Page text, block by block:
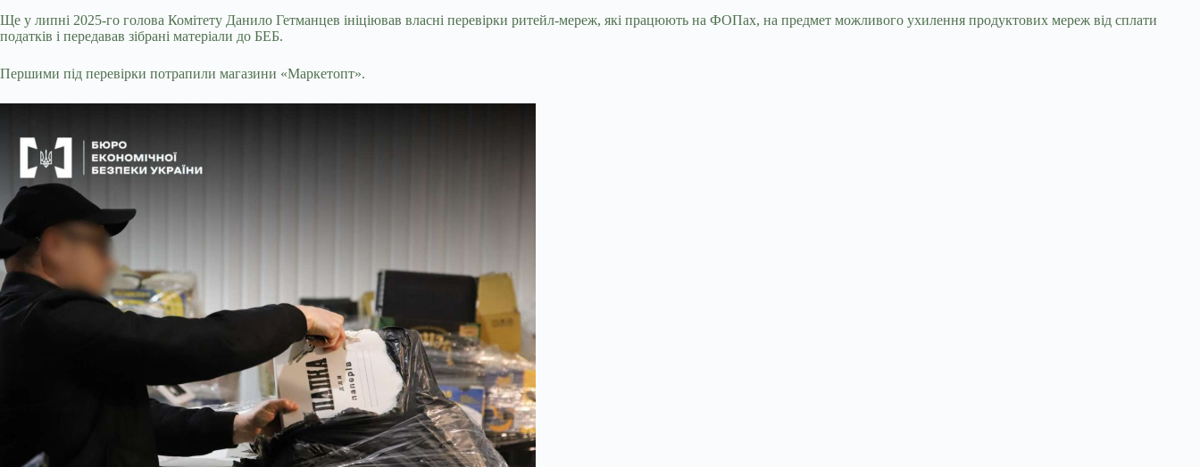
Ще у липні 2025-го голова Комітету Данило Гетманцев ініціював власні перевірки ритейл-мереж, які працюють на ФОПах, на предмет можливого ухилення продуктових мереж від сплати
податків і передавав зібрані матеріали до БЕБ.
Першими під перевірки потрапили магазини «Маркетопт».